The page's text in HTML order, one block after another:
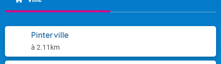
Pinterville
à 2.11km